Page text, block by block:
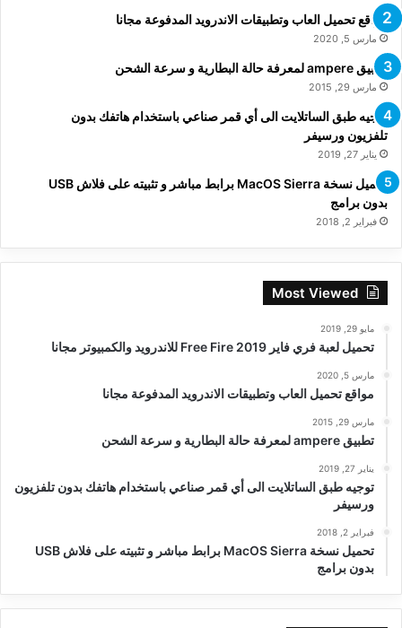
مواقع تحميل العاب وتطبيقات الاندرويد المدفوعة مجانا
مارس 5, 2020
تطبيق ampere لمعرفة حالة البطارية و سرعة الشحن
مارس 29, 2015
توجيه طبق الساتلايت الى أي قمر صناعي باستخدام هاتفك بدون
تلفزيون ورسيفر
يناير 27, 2019
تحميل نسخة MacOS Sierra برابط مباشر و تثبيته على فلاش USB
بدون برامج
فبراير 2, 2018
Most Viewed
مايو 29, 2019
تحميل لعبة فري فاير Free Fire 2019 للاندرويد والكمبيوتر مجانا
مارس 5, 2020
مواقع تحميل العاب وتطبيقات الاندرويد المدفوعة مجانا
مارس 29, 2015
تطبيق ampere لمعرفة حالة البطارية و سرعة الشحن
يناير 27, 2019
توجيه طبق الساتلايت الى أي قمر صناعي باستخدام هاتفك بدون تلفزيون
ورسيفر
فبراير 2, 2018
تحميل نسخة MacOS Sierra برابط مباشر و تثبيته على فلاش USB
بدون برامج